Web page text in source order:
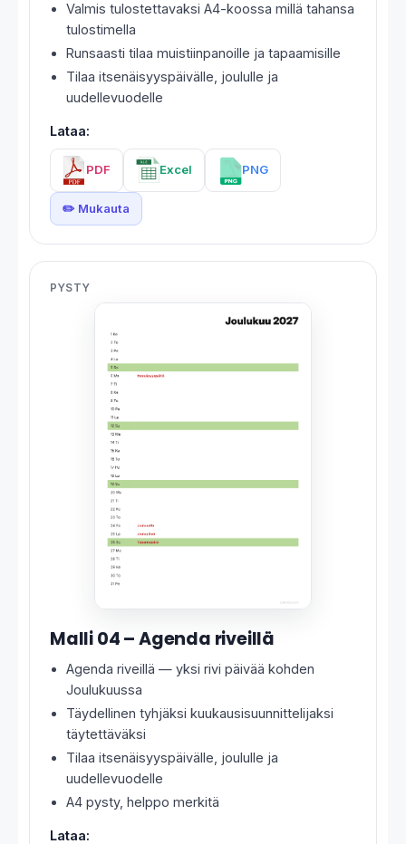
Valmis tulostettavaksi A4-koossa millä tahansa
tulostimella
Runsaasti tilaa muistiinpanoille ja tapaamisille
Tilaa itsenäisyyspäivälle, joululle ja
uudellevuodelle
Lataa:
PDF Excel PNG
✏️ Mukauta
PYSTY
Malli 04 – Agenda riveillä
Agenda riveillä — yksi rivi päivää kohden
Joulukuussa
Täydellinen tyhjäksi kuukausisuunnittelijaksi
täytettäväksi
Tilaa itsenäisyyspäivälle, joululle ja
uudellevuodelle
A4 pysty, helppo merkitä
Lataa: